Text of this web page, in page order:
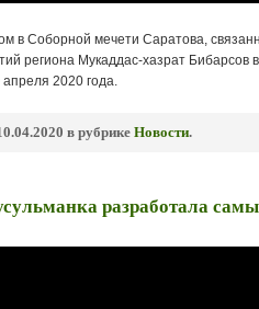
в Соборной мечети Саратова,
региона Мукаддас-хазрат Бибарсов
2020 года.
в рубрикеНовости.
разработала